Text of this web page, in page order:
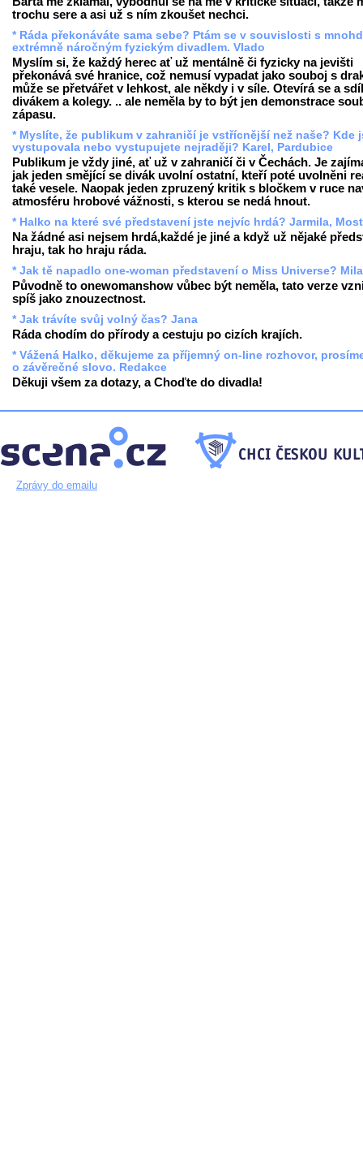
trochu sere a asi už s ním zkoušet nechci.
* Ráda překonáváte sama sebe? Ptám se v souvislosti s
extrémně náročným fyzickým divadlem. Vlado
Myslím si, že každý herec ať už mentálně či fyzicky na jevišti
překonává své hranice, což nemusí vypadat jako souboj s
může se přetvářet v lehkost, ale někdy i v síle. Otevírá se a
divákem a kolegy. .. ale neměla by to být jen demonstrace
zápasu.
* Myslíte, že publikum v zahraničí je vstřícnější než naše? Kde
vystupovala nebo vystupujete nejraději? Karel, Pardubice
Publikum je vždy jiné, ať už v zahraničí či v Čechách. Je
jak jeden smějící se divák uvolní ostatní, kteří poté uvolněni
také vesele. Naopak jeden zpruzený kritik s bločkem v ruce
atmosféru hrobové vážnosti, s kterou se nedá hnout.
* Halko na které své představení jste nejvíc hrdá? Jarmila, Most
Na žádné asi nejsem hrdá,každé je jiné a když už nějaké
hraju, tak ho hraju ráda.
* Jak tě napadlo one-woman představení o Miss Universe?
Původně to onewomanshow vůbec být neměla, tato verze
spíš jako znouzectnost.
* Jak trávíte svůj volný čas? Jana
Ráda chodím do přírody a cestuju po cizích krajích.
* Vážená Halko, děkujeme za příjemný on-line rozhovor,
o závěrečné slovo. Redakce
Děkuji všem za dotazy, a Choďte do divadla!
Zprávy do emailu